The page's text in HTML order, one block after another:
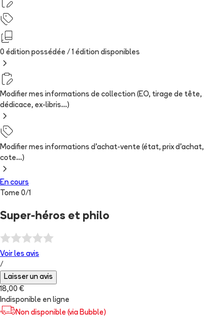
0 édition possédée / 1 édition disponibles
Modifier mes informations de collection (EO, tirage de tête,
dédicace, ex-libris...)
Modifier mes informations d'achat-vente (état, prix d'achat,
cote...)
En cours
Tome 0/1
Super-héros et philo
Voir les avis
/
Laisser un avis
18,00 €
Indisponible en ligne
Non disponible (via Bubble)